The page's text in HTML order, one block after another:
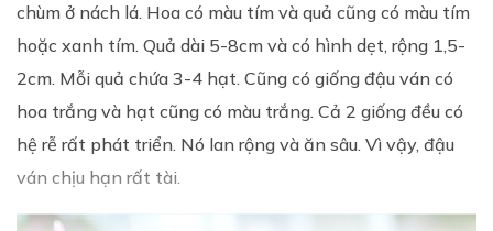
chùm ở nách lá. Hoa có màu tím và quả cũng có màu tím
hoặc xanh tím. Quả dài 5-8cm và có hình dẹt, rộng 1,5-
2cm. Mỗi quả chứa 3-4 hạt. Cũng có giống đậu ván có
hoa trắng và hạt cũng có màu trắng. Cả 2 giống đều có
hệ rễ rất phát triển. Nó lan rộng và ăn sâu. Vì vậy, đậu
ván chịu hạn rất tài.